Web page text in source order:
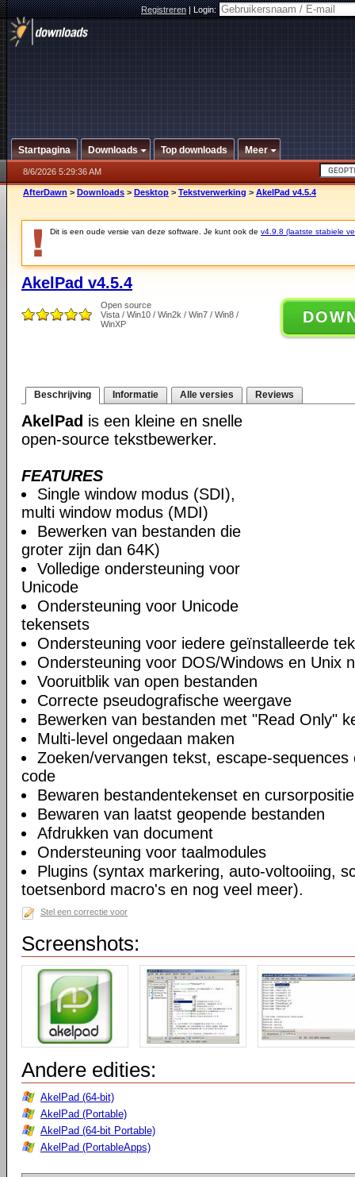
Registreren|Login:
Startpagina Downloads Top downloads Meer
8/6/2026 5:29:36 AM
AfterDawn > Downloads > Desktop > Tekstverwerking > AkelPad v4.5.4
Dit is een oude versie van deze software. Je kunt ook de v4.9.8 (laatste stabiele
AkelPad v4.5.4
Open source
Vista / Win10 / Win2k / Win7 / Win8 /
WinXP
Beschrijving Informatie Alle versies Reviews
AkelPad is een kleine en snelle
open-source tekstbewerker.
FEATURES
Single window modus (SDI),
multi window modus (MDI)
Bewerken van bestanden die
groter zijn dan 64K)
Volledige ondersteuning voor
Unicode
Ondersteuning voor Unicode
tekensets
Ondersteuning voor iedere geïnstalleerde
Ondersteuning voor DOS/Windows en Unix
Vooruitblik van open bestanden
Correcte pseudografische weergave
Bewerken van bestanden met "Read Only"
Multi-level ongedaan maken
Zoeken/vervangen tekst, escape-sequences
code
Bewaren bestandentekenset en cursorpositie
Bewaren van laatst geopende bestanden
Afdrukken van document
Ondersteuning voor taalmodules
Plugins (syntax markering, auto-voltooiing,
toetsenbord macro's en nog veel meer).
Stel een correctie voor
Screenshots:
Andere edities:
AkelPad (64-bit)
AkelPad (Portable)
AkelPad (64-bit Portable)
AkelPad (PortableApps)